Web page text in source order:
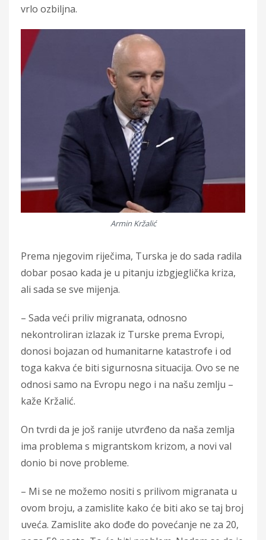
vrlo ozbiljna.
Armin Kržalić
Prema njegovim riječima, Turska je do sada radila
dobar posao kada je u pitanju izbgjeglička kriza,
ali sada se sve mijenja.
– Sada veći priliv migranata, odnosno
nekontroliran izlazak iz Turske prema Evropi,
donosi bojazan od humanitarne katastrofe i od
toga kakva će biti sigurnosna situacija. Ovo se ne
odnosi samo na Evropu nego i na našu zemlju –
kaže Kržalić.
On tvrdi da je još ranije utvrđeno da naša zemlja
ima problema s migrantskom krizom, a novi val
donio bi nove probleme.
– Mi se ne možemo nositi s prilivom migranata u
ovom broju, a zamislite kako će biti ako se taj broj
uveća. Zamislite ako dođe do povećanje ne za 20,